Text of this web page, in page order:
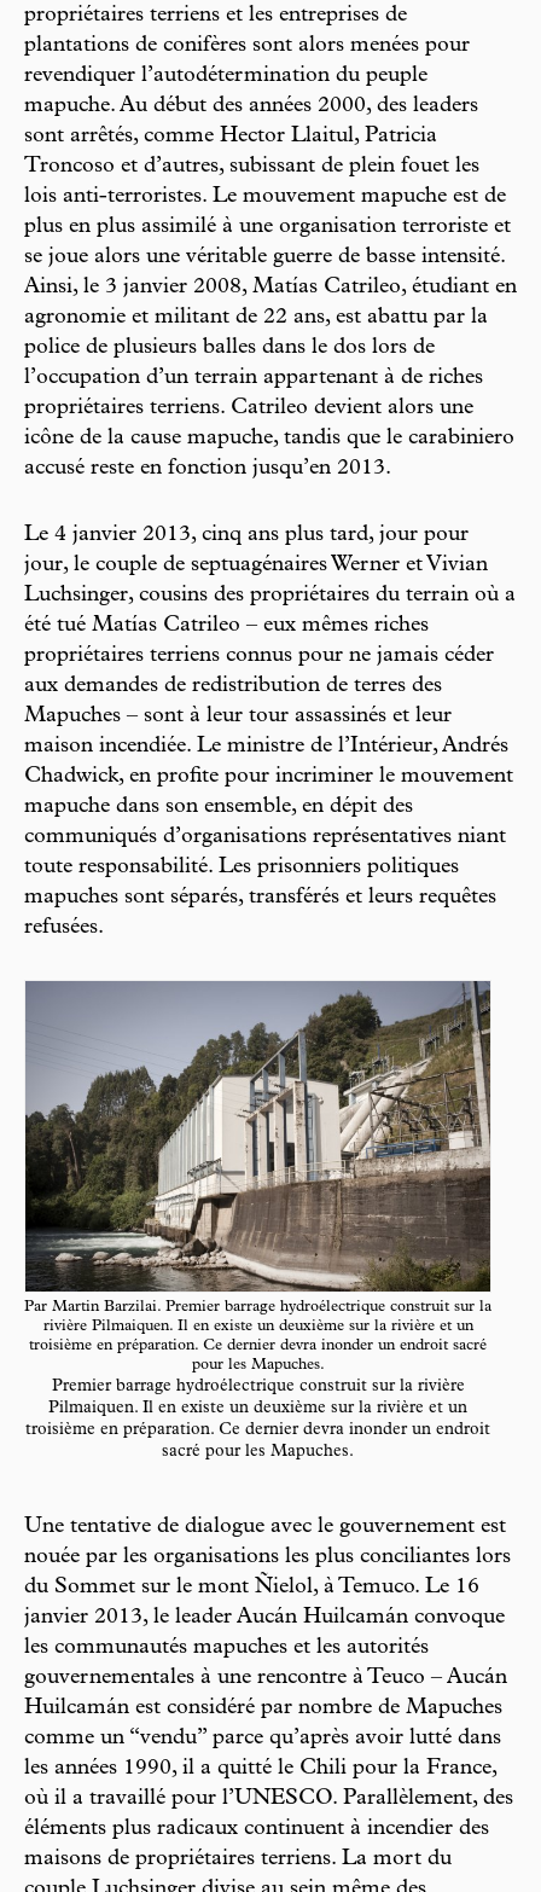
propriétaires terriens et les entreprises de
plantations de conifères sont alors menées pour
revendiquer l’autodétermination du peuple
mapuche. Au début des années 2000, des leaders
sont arrêtés, comme Hector Llaitul, Patricia
Troncoso et d’autres, subissant de plein fouet les
lois anti-terroristes. Le mouvement mapuche est de
plus en plus assimilé à une organisation terroriste et
se joue alors une véritable guerre de basse intensité.
Ainsi, le 3 janvier 2008, Matías Catrileo, étudiant en
agronomie et militant de 22 ans, est abattu par la
police de plusieurs balles dans le dos lors de
l’occupation d’un terrain appartenant à de riches
propriétaires terriens. Catrileo devient alors une
icône de la cause mapuche, tandis que le carabiniero
accusé reste en fonction jusqu’en 2013.
Le 4 janvier 2013, cinq ans plus tard, jour pour
jour, le couple de septuagénaires Werner et Vivian
Luchsinger, cousins des propriétaires du terrain où a
été tué Matías Catrileo – eux mêmes riches
propriétaires terriens connus pour ne jamais céder
aux demandes de redistribution de terres des
Mapuches – sont à leur tour assassinés et leur
maison incendiée. Le ministre de l’Intérieur, Andrés
Chadwick, en profite pour incriminer le mouvement
mapuche dans son ensemble, en dépit des
communiqués d’organisations représentatives niant
toute responsabilité. Les prisonniers politiques
mapuches sont séparés, transférés et leurs requêtes
refusées.
Par Martin Barzilai. Premier barrage hydroélectrique construit sur la
rivière Pilmaiquen. Il en existe un deuxième sur la rivière et un
troisième en préparation. Ce dernier devra inonder un endroit sacré
pour les Mapuches.
Premier barrage hydroélectrique construit sur la rivière
Pilmaiquen. Il en existe un deuxième sur la rivière et un
troisième en préparation. Ce dernier devra inonder un endroit
sacré pour les Mapuches.
Une tentative de dialogue avec le gouvernement est
nouée par les organisations les plus conciliantes lors
du Sommet sur le mont Ñielol, à Temuco. Le 16
janvier 2013, le leader Aucán Huilcamán convoque
les communautés mapuches et les autorités
gouvernementales à une rencontre à Teuco – Aucán
Huilcamán est considéré par nombre de Mapuches
comme un “vendu” parce qu’après avoir lutté dans
les années 1990, il a quitté le Chili pour la France,
où il a travaillé pour l’UNESCO. Parallèlement, des
éléments plus radicaux continuent à incendier des
maisons de propriétaires terriens. La mort du